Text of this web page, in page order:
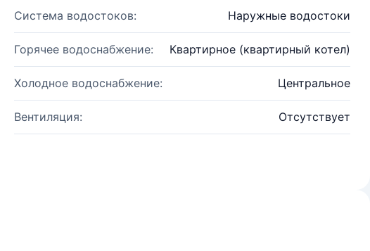
Система водостоков: Наружные водостоки
Горячее водоснабжение: Квартирное (квартирный котел)
Холодное водоснабжение: Центральное
Вентиляция: Отсутствует